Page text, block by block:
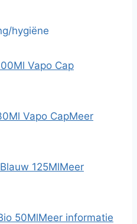
hygiëne
Vapo Cap
Vapo CapMeer
125MlMeer
50MlMeer informatie